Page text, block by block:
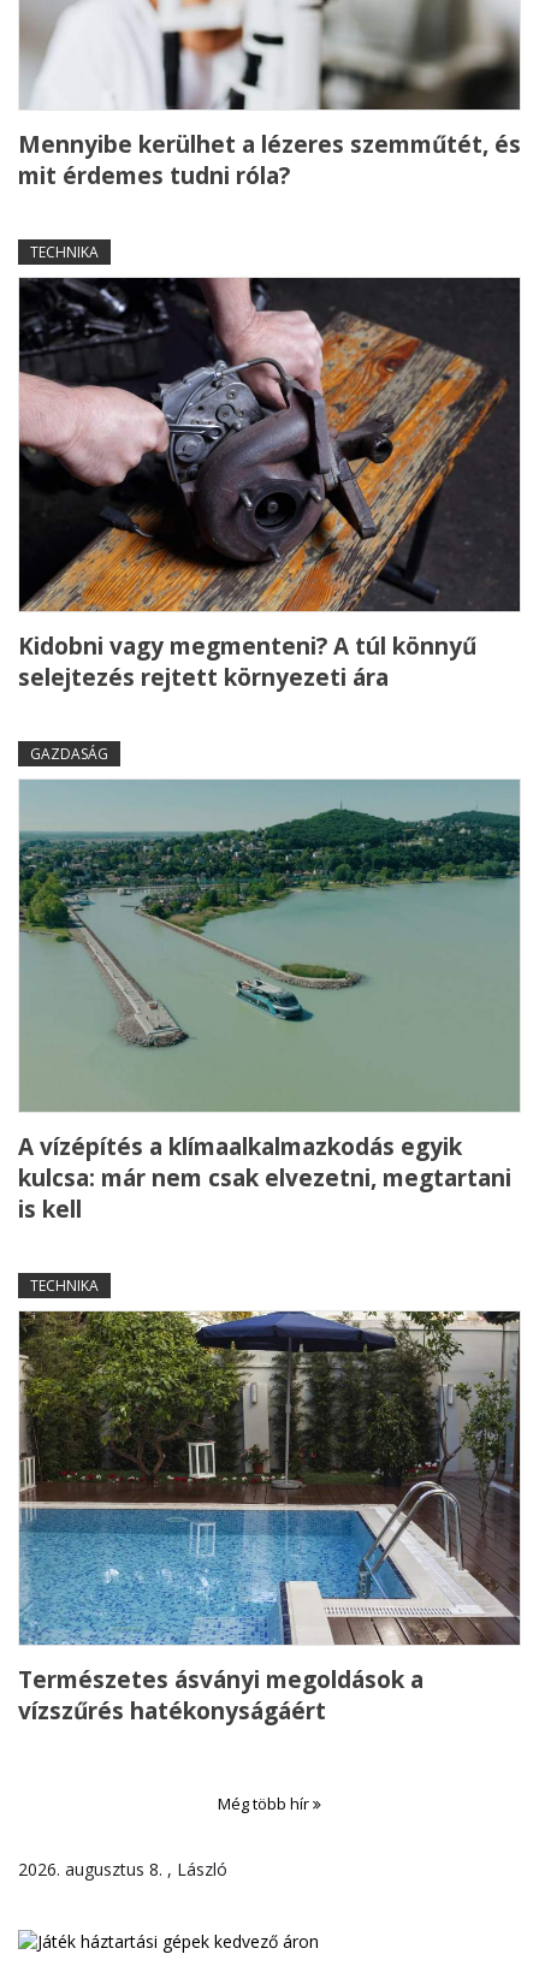
Mennyibe kerülhet a lézeres szemműtét, és
mit érdemes tudni róla?
TECHNIKA
Kidobni vagy megmenteni? A túl könnyű
selejtezés rejtett környezeti ára
GAZDASÁG
A vízépítés a klímaalkalmazkodás egyik
kulcsa: már nem csak elvezetni, megtartani
is kell
TECHNIKA
Természetes ásványi megoldások a
vízszűrés hatékonyságáért
Még több hír
2026. augusztus 8. , László